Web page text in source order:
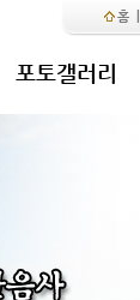
홈|
포토갤러리